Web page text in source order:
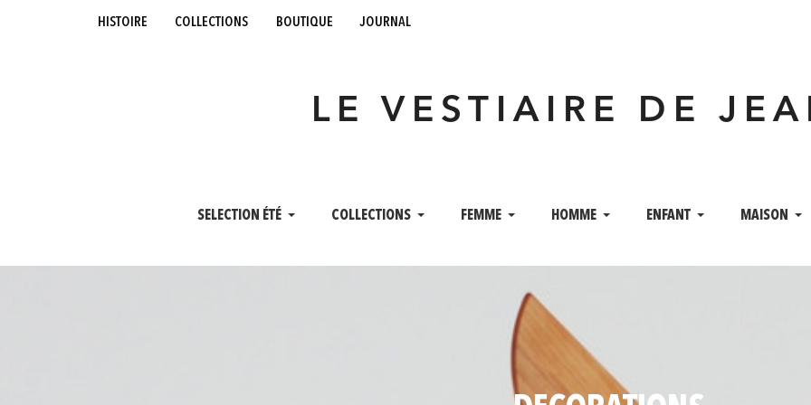
histoire collections boutique journal
LE VESTIAIRE DE
SELECTION ÉTÉ COLLECTIONS FEMME HOMME ENFANT MAISON